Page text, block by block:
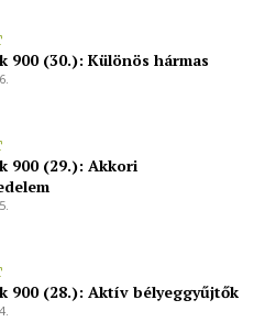
900 (30.): Különös hármas
900 (29.): Akkori
900 (28.): Aktív bélyeggyűjtők